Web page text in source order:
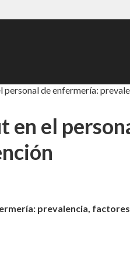
personal de enfermería:
en el
prevalencia,